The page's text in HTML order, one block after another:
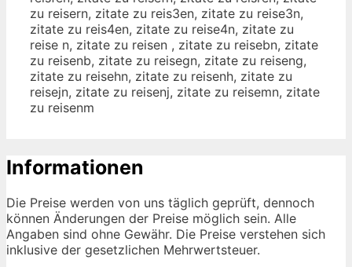
zu reisern, zitate zu reis3en, zitate zu reise3n,
zitate zu reis4en, zitate zu reise4n, zitate zu
reise n, zitate zu reisen , zitate zu reisebn, zitate
zu reisenb, zitate zu reisegn, zitate zu reiseng,
zitate zu reisehn, zitate zu reisenh, zitate zu
reisejn, zitate zu reisenj, zitate zu reisemn, zitate
zu reisenm
Informationen
Die Preise werden von uns täglich geprüft, dennoch
können Änderungen der Preise möglich sein. Alle
Angaben sind ohne Gewähr. Die Preise verstehen sich
inklusive der gesetzlichen Mehrwertsteuer.